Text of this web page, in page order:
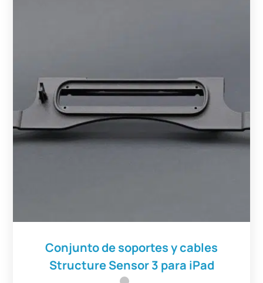
Conjunto de soportes y cables
Structure Sensor 3 para iPad